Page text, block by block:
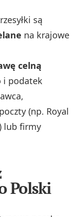
są
na krajowe
celną
i podatek
(np. Royal
lub firmy
Polski